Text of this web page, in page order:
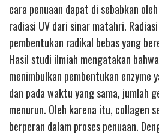
cara penuaan dapat di sebabkan
radiasi UV dari sinar matahri.
pembentukan radikal bebas yang
Hasil studi ilmiah mengatakan
menimbulkan pembentukan enzyme
dan pada waktu yang sama, jumlah
menurun. Oleh karena itu, collagen
berperan dalam proses penuaan.